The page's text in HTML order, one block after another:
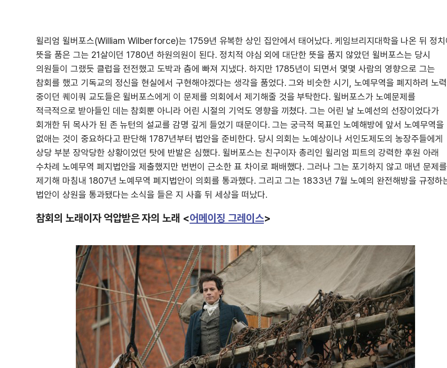
윌리엄 윌버포스(William Wilberforce)는 1759년 유복한 상인 집안에서 태어났다. 케임브리지대학을 나온 뒤 정
뜻을 품은 그는 21살이던 1780년 하원의원이 된다. 정치적 야심 외에 대단한 뜻을 품지 않았던 윌버포스는 당시
의원들이 그랬듯 클럽을 전전했고 도박과 춤에 빠져 지냈다. 하지만 1785년이 되면서 몇몇 사람의 영향으로 그는
참회를 했고 기독교의 정신을 현실에서 구현해야겠다는 생각을 품었다. 그와 비슷한 시기, 노예무역을 폐지하려 노력
중이던 퀘이쿼 교도들은 윌버포스에게 이 문제를 의회에서 제기해줄 것을 부탁한다. 윌버포스가 노예문제를
적극적으로 받아들인 데는 참회뿐 아니라 어린 시절의 기억도 영향을 끼쳤다. 그는 어린 날 노예선의 선장이었다가
회개한 뒤 목사가 된 존 뉴턴의 설교를 감명 깊게 들었기 때문이다. 그는 궁극적 목표인 노예해방에 앞서 노예무역을
없애는 것이 중요하다고 판단해 1787년부터 법안을 준비한다. 당시 의회는 노예상이나 서인도제도의 농장주들에게
상당 부분 장악당한 상황이었던 탓에 반발은 심했다. 윌버포스는 친구이자 총리인 윌리엄 피트의 강력한 후원 아래
수차례 노예무역 폐지법안을 제출했지만 번번이 근소한 표 차이로 패배했다. 그러나 그는 포기하지 않고 매년 문제를
제기해 마침내 1807년 노예무역 폐지법안이 의회를 통과했다. 그리고 그는 1833년 7월 노예의 완전해방을 규정하
법안이 상원을 통과됐다는 소식을 들은 지 사흘 뒤 세상을 떠났다.
참회의 노래이자 억압받은 자의 노래 <어메이징 그레이스>